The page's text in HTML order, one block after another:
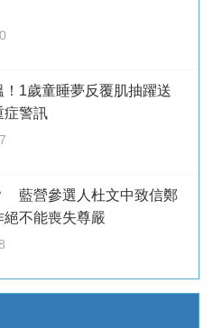
1歲童睡夢反覆肌抽躍送
警訊
藍營參選人杜文中致信鄭
絕不能喪失尊嚴